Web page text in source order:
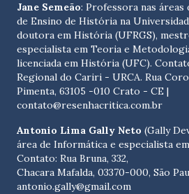
Jane Semeão: Professora nas
de Ensino de História na
doutora em História (UFRGS),
especialista em Teoria e
licenciada em História (UFC).
Regional do Cariri - URCA. Rua
Pimenta, 63105 -010 Crato - CE |
contato@resenhacritica.com.br
Antonio Lima Gally Neto (Gally
área de Informática e especialista em
Contato: Rua Bruna, 332,
Chacara Mafalda, 03370-000, São
antonio.gally@gmail.com